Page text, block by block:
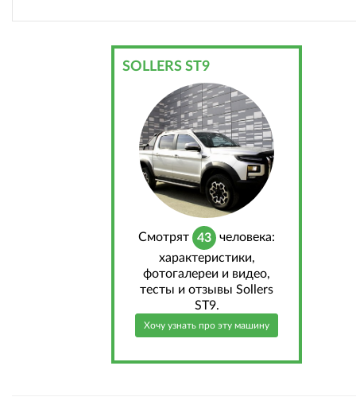
SOLLERS ST9
Cмотрят 43
человека:
характеристики,
фотогалереи и видео,
тесты и отзывы Sollers
ST9.
Хочу узнать про эту машину